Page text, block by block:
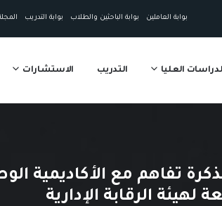
بوابة العاملين بوابة الباحثين والطلاب بوابة التدريب
العليا التدريب الاستشارات
تفاهم مع الأكاديمية
لهيئة الرقابة الإدارية